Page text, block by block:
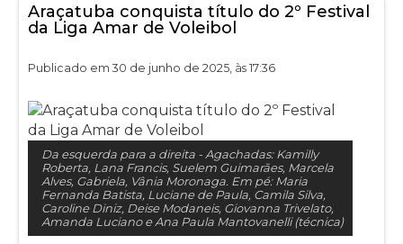
Araçatuba conquista título do 2º Festival
da Liga Amar de Voleibol
Publicado em 30 de junho de 2025, às 17:36
Da esquerda para a direita - Agachadas: Kamilly
Roberta, Lana Francis, Suelem Guimarães, Marcela
Alves, Gabriela, Vânia Moronaga. Em pé: Maria
Fernanda Batista, Luciane de Paula, Camila Silva,
Caroline Diniz, Deise Modaneis, Giovanna Trivelato,
Amanda Luciano e Ana Paula Mantovanelli (técnica)